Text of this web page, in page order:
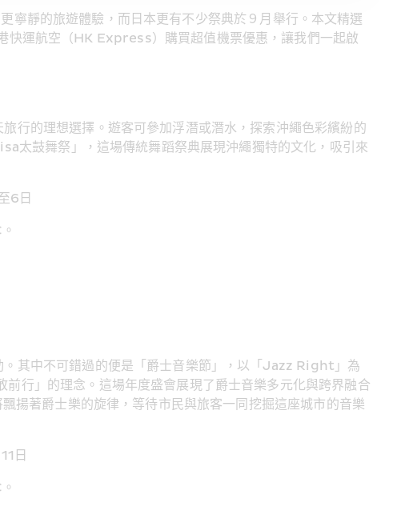
寧靜的旅遊體驗，而日本更有不少祭典於９月舉行。本文精選
快運航空（HK Express）購買超值機票優惠，讓我們一起啟
行的理想選擇。遊客可參加浮潛或潛水，探索沖繩色彩繽紛的
太鼓舞祭」，這場傳統舞蹈祭典展現沖繩獨特的文化，吸引來
6日
其中不可錯過的便是「爵士音樂節」，以「Jazz Right」為
行」的理念。這場年度盛會展現了爵士音樂多元化與跨界融合
揚著爵士樂的旋律，等待市民與旅客一同挖掘這座城市的音樂
日